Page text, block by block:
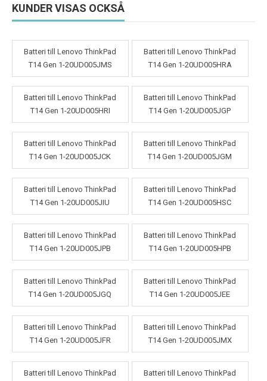
KUNDER VISAS OCKSÅ
Batteri till Lenovo ThinkPad
T14 Gen 1-20UD005JMS
Batteri till Lenovo ThinkPad
T14 Gen 1-20UD005HRA
Batteri till Lenovo ThinkPad
T14 Gen 1-20UD005HRI
Batteri till Lenovo ThinkPad
T14 Gen 1-20UD005JGP
Batteri till Lenovo ThinkPad
T14 Gen 1-20UD005JCK
Batteri till Lenovo ThinkPad
T14 Gen 1-20UD005JGM
Batteri till Lenovo ThinkPad
T14 Gen 1-20UD005JIU
Batteri till Lenovo ThinkPad
T14 Gen 1-20UD005HSC
Batteri till Lenovo ThinkPad
T14 Gen 1-20UD005JPB
Batteri till Lenovo ThinkPad
T14 Gen 1-20UD005HPB
Batteri till Lenovo ThinkPad
T14 Gen 1-20UD005JGQ
Batteri till Lenovo ThinkPad
T14 Gen 1-20UD005JEE
Batteri till Lenovo ThinkPad
T14 Gen 1-20UD005JFR
Batteri till Lenovo ThinkPad
T14 Gen 1-20UD005JMX
Batteri till Lenovo ThinkPad
Batteri till Lenovo ThinkPad